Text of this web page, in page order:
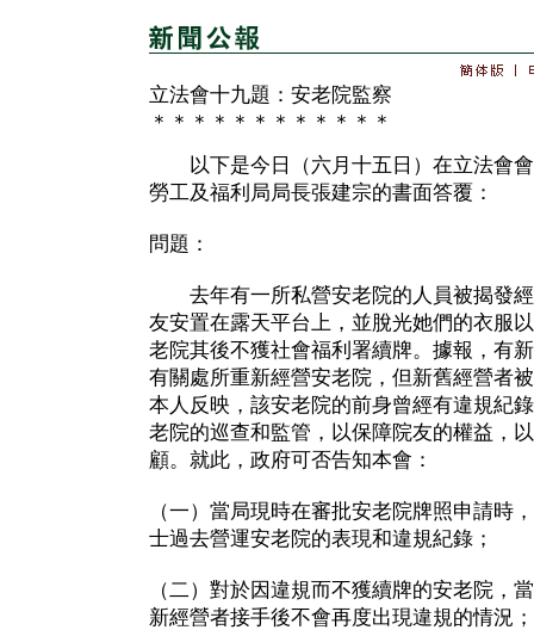
立法會十九題：安老院監察
＊＊＊＊＊＊＊＊＊＊＊＊
以下是今日（六月十五日）在立法會會
勞工及福利局局長張建宗的書面答覆：
問題：
去年有一所私營安老院的人員被揭發經
友安置在露天平台上，並脫光她們的衣服
老院其後不獲社會福利署續牌。據報，有
有關處所重新經營安老院，但新舊經營者
本人反映，該安老院的前身曾經有違規紀
老院的巡查和監管，以保障院友的權益，
顧。就此，政府可否告知本會：
（一）當局現時在審批安老院牌照申請時
士過去營運安老院的表現和違規紀錄；
（二）對於因違規而不獲續牌的安老院，
新經營者接手後不會再度出現違規的情況；